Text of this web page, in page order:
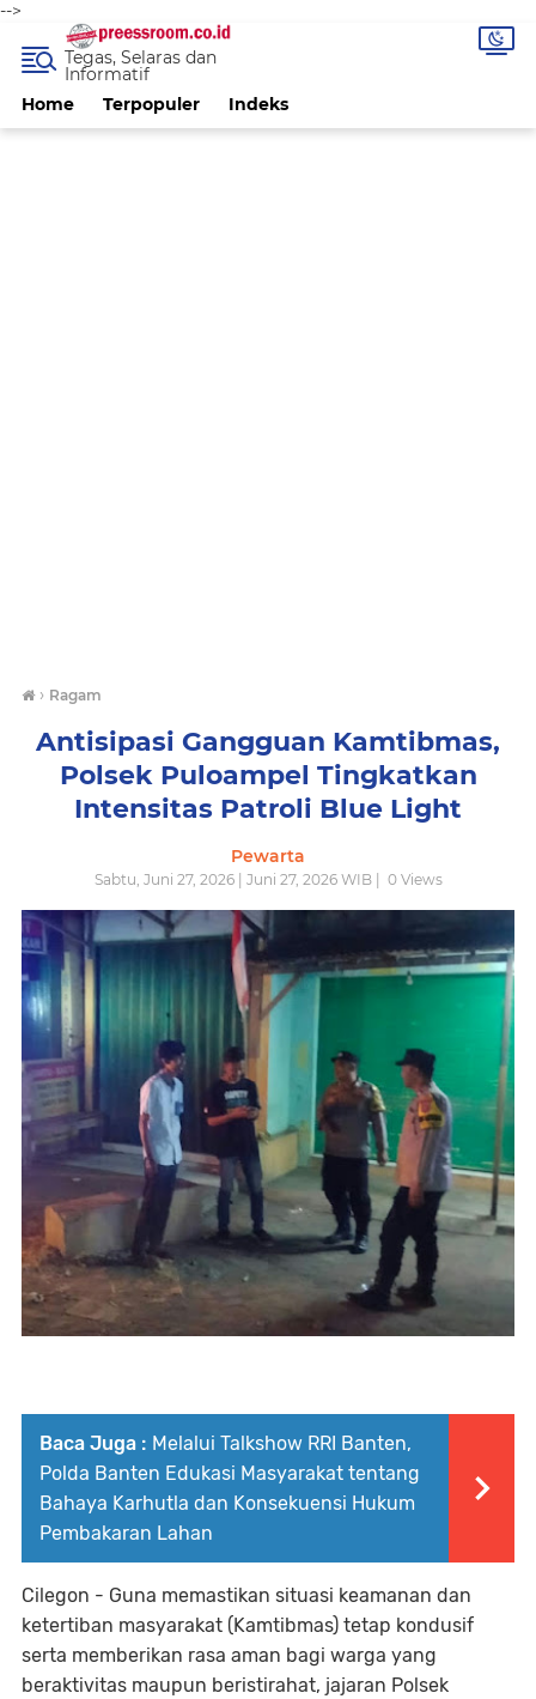
-->
Home Terpopuler Indeks
Tegas, Selaras dan
Informatif
› Ragam
Antisipasi Gangguan Kamtibmas,
Polsek Puloampel Tingkatkan
Intensitas Patroli Blue Light
Pewarta
Sabtu, Juni 27, 2026 | Juni 27, 2026 WIB | 0Views
Baca Juga : Melalui Talkshow RRI Banten,
Polda Banten Edukasi Masyarakat tentang
Bahaya Karhutla dan Konsekuensi Hukum
Pembakaran Lahan
Cilegon - Guna memastikan situasi keamanan dan
ketertiban masyarakat (Kamtibmas) tetap kondusif
serta memberikan rasa aman bagi warga yang
beraktivitas maupun beristirahat, jajaran Polsek